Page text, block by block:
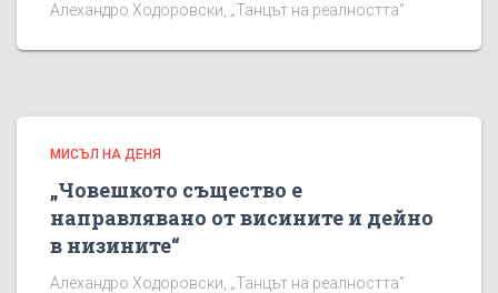
Алехандро Ходоровски, „Танцът на реалността“
МИСЪЛ НА ДЕНЯ
„Човешкото същество е
направлявано от висините и дейно
в низините“
Алехандро Ходоровски, „Танцът на реалността“